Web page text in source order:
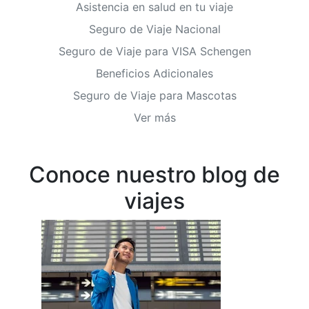
Asistencia en salud en tu viaje
Seguro de Viaje Nacional
Seguro de Viaje para VISA Schengen
Beneficios Adicionales
Seguro de Viaje para Mascotas
Ver más
Conoce nuestro blog de
viajes